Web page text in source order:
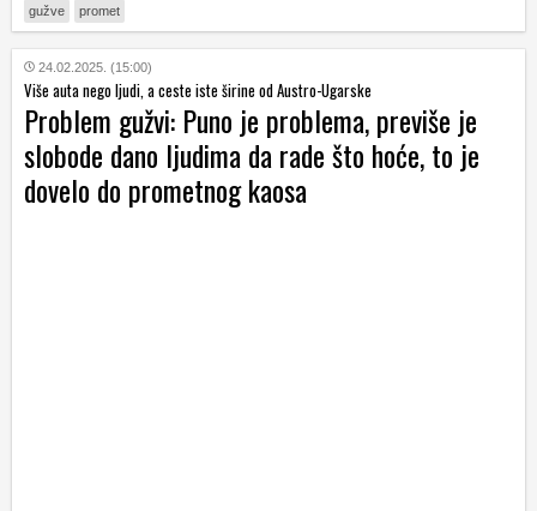
gužve promet
24.02.2025. (15:00)
Više auta nego ljudi, a ceste iste širine od Austro-Ugarske
Problem gužvi: Puno je problema, previše je
slobode dano ljudima da rade što hoće, to je
dovelo do prometnog kaosa